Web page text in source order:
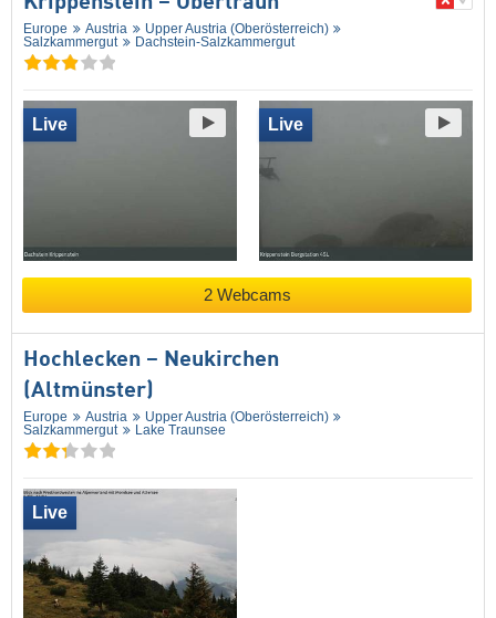
Europe Austria
Upper Austria (Oberösterreich)
Salzkammergut
Dachstein-Salzkammergut
Live Live
2 Webcams
Hochlecken – Neukirchen
(Altmünster)
Europe Austria
Upper Austria (Oberösterreich)
Salzkammergut
Lake Traunsee
Live